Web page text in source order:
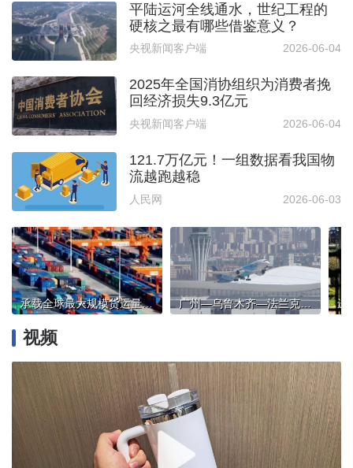
平陆运河全线通水，世纪工程的
硬核之最有哪些借鉴意义？
央视新闻客户端 2026-06-04
2025年全国消协组织为消费者挽
回经济损失9.3亿元
央视新闻客户端 2026-06-04
121.7万亿元！一组数据看我国物
流越跑越稳
人民网 2026-06-03
承载全球最大规模货运量，这张网有多忙？ 广州—乌鲁木齐—法兰克福航线开通，中欧往返可节省10余小时时长
视频